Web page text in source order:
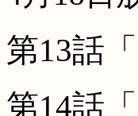
第13話
第14話